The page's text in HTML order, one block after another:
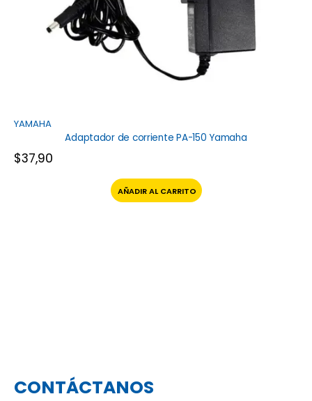
YAMAHA
Adaptador de corriente PA-150 Yamaha
$37,90
AÑADIR AL CARRITO
CONTÁCTANOS